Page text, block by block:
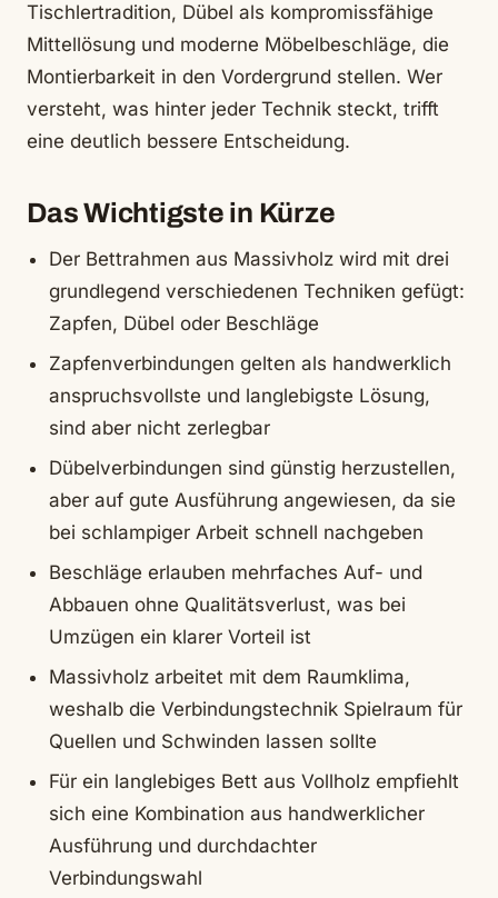
Tischlertradition, Dübel als kompromissfähige
Mittellösung und moderne Möbelbeschläge, die
Montierbarkeit in den Vordergrund stellen. Wer
versteht, was hinter jeder Technik steckt, trifft
eine deutlich bessere Entscheidung.
Das Wichtigste in Kürze
Der Bettrahmen aus Massivholz wird mit drei
grundlegend verschiedenen Techniken gefügt:
Zapfen, Dübel oder Beschläge
Zapfenverbindungen gelten als handwerklich
anspruchsvollste und langlebigste Lösung,
sind aber nicht zerlegbar
Dübelverbindungen sind günstig herzustellen,
aber auf gute Ausführung angewiesen, da sie
bei schlampiger Arbeit schnell nachgeben
Beschläge erlauben mehrfaches Auf- und
Abbauen ohne Qualitätsverlust, was bei
Umzügen ein klarer Vorteil ist
Massivholz arbeitet mit dem Raumklima,
weshalb die Verbindungstechnik Spielraum für
Quellen und Schwinden lassen sollte
Für ein langlebiges Bett aus Vollholz empfiehlt
sich eine Kombination aus handwerklicher
Ausführung und durchdachter
Verbindungswahl